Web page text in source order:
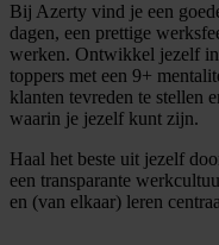
Bij Azerty vind je een
dagen, een prettige
werken. Ontwikkel jezelf
toppers met een 9+
klanten tevreden te stellen
waarin je jezelf kunt zijn.
Haal het beste uit jezelf
een transparante
en (van elkaar) leren